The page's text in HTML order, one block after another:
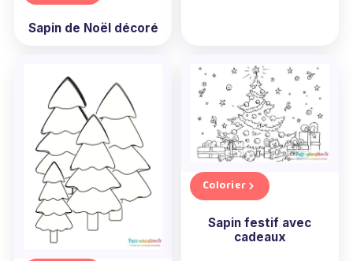
Sapin de Noël décoré
Colorier
Sapin festif avec
cadeaux